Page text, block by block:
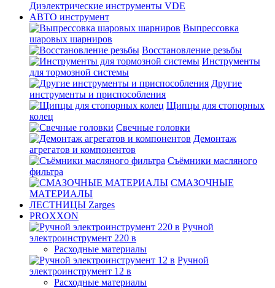
Диэлектрические инструменты VDE
АВТО инструмент
Выпрессовка
шаровых шарниров
Восстановление резьбы
Инструменты
для тормозной системы
Другие
инструменты и приспособления
Щипцы для стопорных
колец
Свечные головки
Демонтаж
агрегатов и компонентов
Съёмники масляного
фильтра
СМАЗОЧНЫЕ
МАТЕРИАЛЫ
ЛЕСТНИЦЫ Zarges
PROXXON
Ручной
электроинструмент 220 в
Расходные материалы
Ручной
электроинструмент 12 в
Расходные материалы